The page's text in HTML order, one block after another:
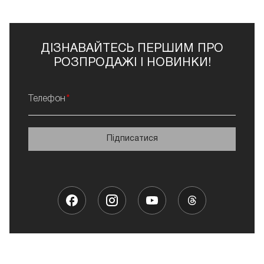
ДІЗНАВАЙТЕСЬ ПЕРШИМ ПРО
РОЗПРОДАЖІ І НОВИНКИ!
Телефон
Підписатися